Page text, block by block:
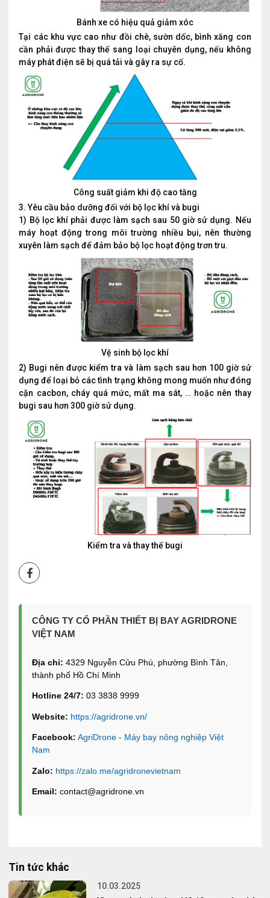
Bánh xe có hiệu quả giảm xóc
Tại các khu vực cao như đồi chè, sườn dốc, bình xăng con
cần phải được thay thế sang loại chuyên dụng, nếu không
máy phát điện sẽ bị quá tải và gây ra sự cố.
Công suất giảm khi độ cao tăng
3. Yêu cầu bảo dưỡng đối với bộ lọc khí và bugi
1) Bộ lọc khí phải được làm sạch sau 50 giờ sử dụng. Nếu
máy hoạt động trong môi trường nhiều bụi, nên thường
xuyên làm sạch để đảm bảo bộ lọc hoạt động trơn tru.
Vệ sinh bộ lọc khí
2) Bugi nên được kiểm tra và làm sạch sau hơn 100 giờ sử
dụng để loại bỏ các tình trạng không mong muốn như đóng
cặn cacbon, cháy quá mức, mất ma sát, … hoặc nên thay
bugi sau hơn 300 giờ sử dụng.
Kiểm tra và thay thế bugi
CÔNG TY CỔ PHẦN THIẾT BỊ BAY AGRIDRONE
VIỆT NAM
Địa chỉ: 4329 Nguyễn Cửu Phú, phường Bình Tân,
thành phố Hồ Chí Minh
Hotline 24/7: 03 3838 9999
Website: https://agridrone.vn/
Facebook: AgriDrone - Máy bay nông nghiệp Việt
Nam
Zalo: https://zalo.me/agridronevietnam
Email: contact@agridrone.vn
Tin tức khác
10.03.2025